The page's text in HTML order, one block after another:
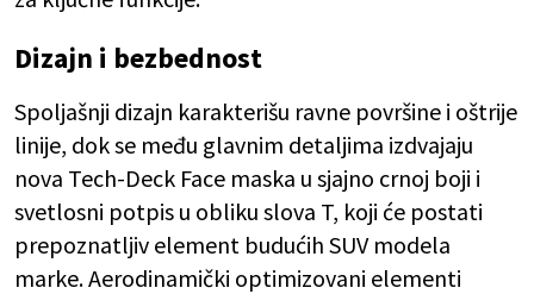
Dizajn i bezbednost
Spoljašnji dizajn karakterišu ravne površine i oštrije
linije, dok se među glavnim detaljima izdvajaju
nova Tech-Deck Face maska u sjajno crnoj boji i
svetlosni potpis u obliku slova T, koji će postati
prepoznatljiv element budućih SUV modela
marke. Aerodinamički optimizovani elementi